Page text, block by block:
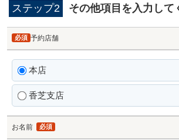
ステップ2 その他項目を入力して
予約店舗
必須
本店
香芝支店
お名前 必須